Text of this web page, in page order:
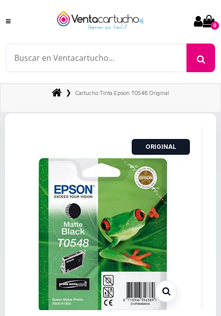
0
❯ Cartucho Tinta Epson T0548 Original
ORIGINAL